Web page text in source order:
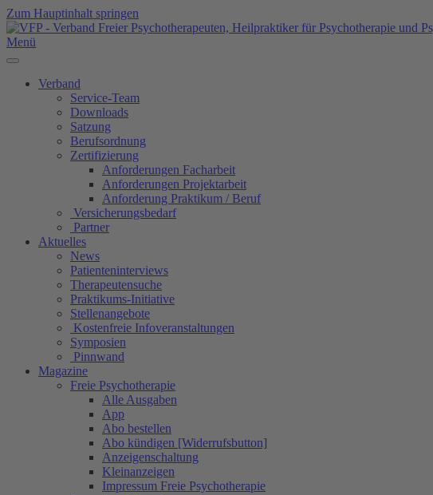
Zum Hauptinhalt springen
Menü
Verband
Service-Team
Downloads
Satzung
Berufsordnung
Zertifizierung
Anforderungen Facharbeit
Anforderungen Projektarbeit
Anforderung Praktikum / Beruf
Versicherungsbedarf
Partner
Aktuelles
News
Patienteninterviews
Therapeutensuche
Praktikums-Initiative
Stellenangebote
Kostenfreie Infoveranstaltungen
Symposien
Pinnwand
Magazine
Freie Psychotherapie
Alle Ausgaben
App
Abo bestellen
Abo kündigen [Widerrufsbutton]
Anzeigenschaltung
Kleinanzeigen
Impressum Freie Psychotherapie